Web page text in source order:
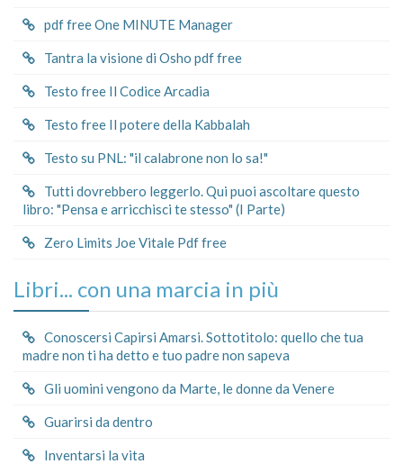
pdf free One MINUTE Manager
Tantra la visione di Osho pdf free
Testo free Il Codice Arcadia
Testo free Il potere della Kabbalah
Testo su PNL: "il calabrone non lo sa!"
Tutti dovrebbero leggerlo. Qui puoi ascoltare questo
libro: "Pensa e arricchisci te stesso" (I Parte)
Zero Limits Joe Vitale Pdf free
Libri... con una marcia in più
Conoscersi Capirsi Amarsi. Sottotitolo: quello che tua
madre non ti ha detto e tuo padre non sapeva
Gli uomini vengono da Marte, le donne da Venere
Guarirsi da dentro
Inventarsi la vita